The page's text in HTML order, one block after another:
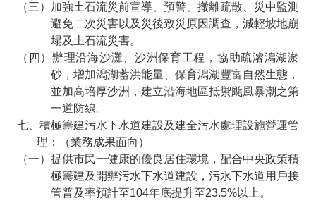
（三）加強土石流災前宣導、預警、撤離疏散、災中監測
避免二次災害以及災後致災原因調查，減輕坡地崩
塌及土石流災害。
（四）辦理沿海沙灘、沙洲保育工程，協助疏濬潟湖淤
砂，增加潟湖蓄洪能量、保育潟湖豐富自然生態，
並加高培厚沙洲，建立沿海地區抵禦颱風暴潮之第
一道防線。
七、積極籌建污水下水道建設及建全污水處理設施營運管
理：（業務成果面向）
（一）提供市民一健康的優良居住環境，配合中央政策積
極籌建及開辦污水下水道建設，污水下水道用戶接
管普及率預計至104年底提升至23.5%以上。